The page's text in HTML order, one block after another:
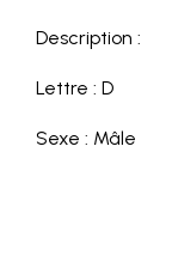
Description :
Lettre : D
Sexe : Mâle